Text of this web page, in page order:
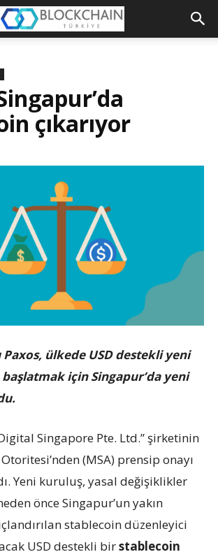
çıkarıyor
ülkede USD destekli yeni
için Singapur’da yeni
Singapore Pte. Ltd.” şirketinin
(MSA) prensip onayı
Yeni kuruluş, yasal değişiklikler
önce Singapur’un yakın
stablecoin düzenleyici
USD destekli birstablecoin